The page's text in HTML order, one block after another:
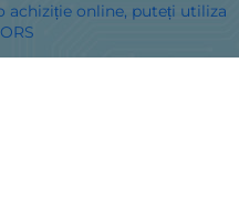
achiziție online, puteți utiliza